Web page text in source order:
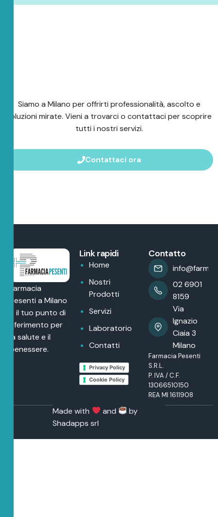
Siamo a Milano per offrirti professionalità, ascolto e
soluzioni mirate. Vieni a trovarci o contattaci per scoprire
tutti i nostri servizi.
Contattaci ora
Farmacia
Pesenti a Milano
è il tuo punto di
riferimento per
la salute e il
benessere.
Link rapidi
Home
Nostri
Prodotti
Servizi
Laboratorio
Contatti
Privacy Policy
Cookie Policy
Contatto
02 6901
8159
Via
Ignazio
Ciaia 3
Milano
Farmacia Pesenti
S.R.L.
P. IVA / C.F.
13066510150
REA MI 1611908
Made with and
by
Shadapps srl